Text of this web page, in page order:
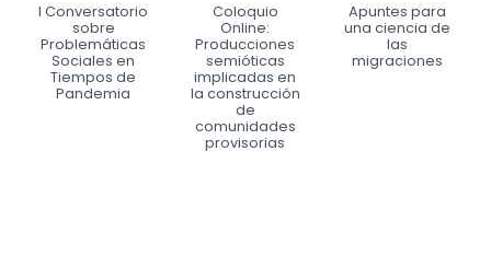
I Conversatorio
sobre
Problemáticas
Sociales en
Tiempos de
Pandemia
Coloquio
Online:
Producciones
semióticas
implicadas en
la construcción
de
comunidades
provisorias
Apuntes para
una ciencia de
las
migraciones